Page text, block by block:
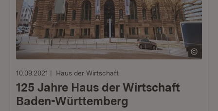
10.09.2021 Haus der Wirtschaft
125 Jahre Haus der Wirtschaft
Baden-Württemberg